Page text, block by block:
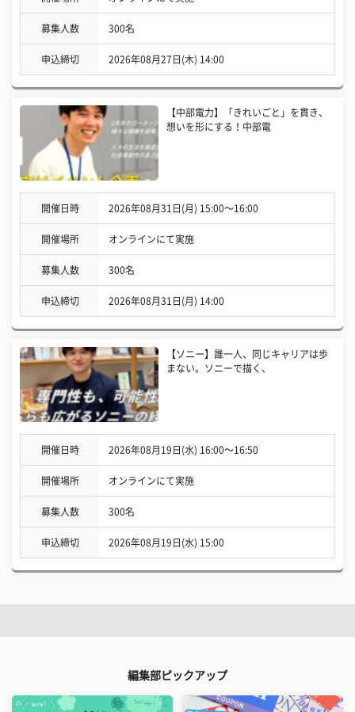
募集人数 300名
申込締切 2026年08月27日(木) 14:00
【中部電力】「きれいごと」を貫き、
想いを形にする！中部電
開催日時 2026年08月31日(月) 15:00〜16:00
開催場所 オンラインにて実施
募集人数 300名
申込締切 2026年08月31日(月) 14:00
【ソニー】誰一人、同じキャリアは歩
まない。ソニーで描く、
開催日時 2026年08月19日(水) 16:00〜16:50
開催場所 オンラインにて実施
募集人数 300名
申込締切 2026年08月19日(水) 15:00
編集部ピックアップ